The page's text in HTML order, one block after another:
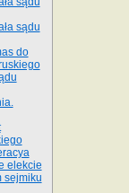
sądu
do
elekcie
sejmiku